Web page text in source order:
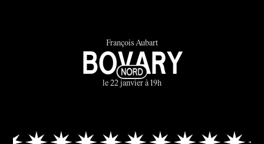
François Aubart
BOVARY
le 22 janvier à 19h